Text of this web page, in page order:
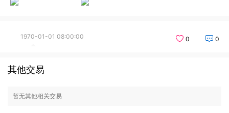
1970-01-01 08:00:00 0 0
其他交易
暂无其他相关交易